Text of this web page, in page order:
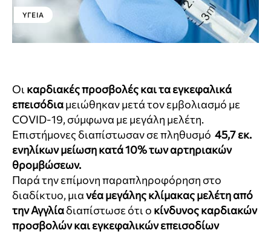
ΥΓΕΊΑ
Οι καρδιακές προσβολές και τα εγκεφαλικά
επεισόδιαμειώθηκαν μετά τον εμβολιασμό με
COVID-19, σύμφωνα με μεγάλη μελέτη.
Επιστήμονες διαπίστωσαν σε πληθυσμό 45,7 εκ.
ενηλίκων μείωση κατά 10% των αρτηριακών
θρομβώσεων.
Παρά την επίμονη παραπληροφόρηση στο
διαδίκτυο, μιανέα μεγάλης κλίμακας μελέτη από
την Αγγλίαδιαπίστωσε ότι ο κίνδυνος καρδιακών
προσβολών και εγκεφαλικών επεισοδίων